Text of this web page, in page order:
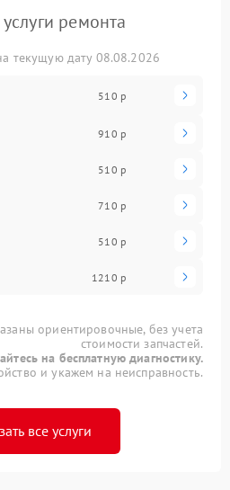
ремонта
текущую дату 08.08.2026
510 р
910 р
510 р
710 р
510 р
1210 р
ориентировочные, без учета
стоимости запчастей.
на бесплатную диагностику.
и укажем на неисправность.
все услуги